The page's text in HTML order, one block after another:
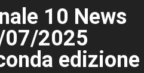
10 News
07/2025
edizione